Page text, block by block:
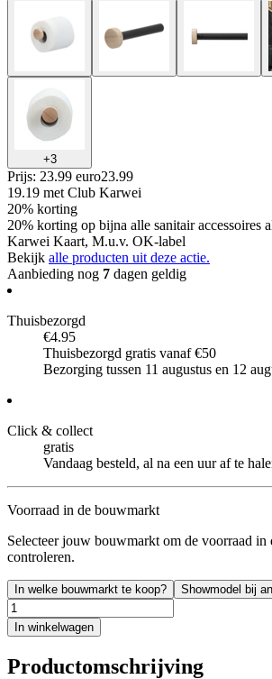
+3
Prijs: 23.99 euro23.99
19.19 met Club Karwei
20% korting
20% korting op bijna alle sanitair accessoires
Karwei Kaart, M.u.v. OK-label
Bekijk alle producten uit deze actie.
Aanbieding nog 7 dagen geldig
Thuisbezorgd
€4.95
Thuisbezorgd gratis vanaf €50
Bezorging tussen 11 augustus en 12
Click & collect
gratis
Vandaag besteld, al na een uur af te
Voorraad in de bouwmarkt
Selecteer jouw bouwmarkt om de voorraad in
controleren.
In welke bouwmarkt te koop? Showmodel bij
In winkelwagen
Productomschrijving